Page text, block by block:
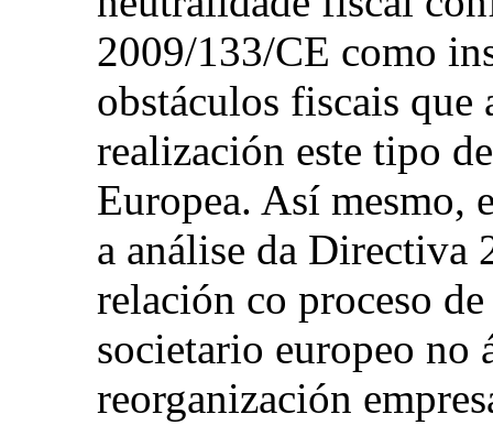
2009/133/CE como
obstáculos fiscais que
realización este tipo
Europea. Así mesmo,
a análise da Directiva
relación co proceso
societario europeo no
reorganización